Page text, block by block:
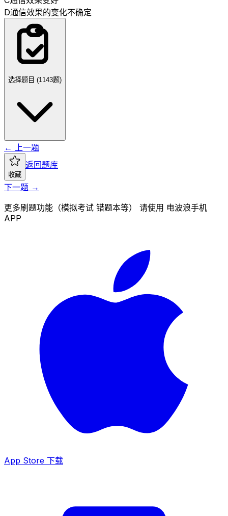
D通信效果的变化不确定
选择题目 (1143题)
← 上一题
收藏
返回题库
下一题 →
更多刷题功能（模拟考试 错题本等） 请使用 电波浪手机
APP
App Store 下载